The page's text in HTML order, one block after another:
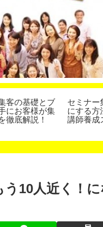
客の基礎とブ
にお客様が集
徹底解説！
セミナー
にする方
講師養成
10人近く！